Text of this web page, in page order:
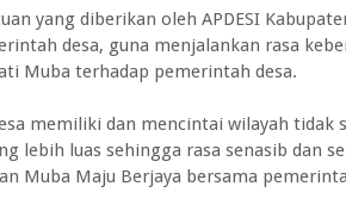
yang diberikan oleh APDESI
desa, guna menjalankan rasa
Muba terhadap pemerintah desa.
memiliki dan mencintai wilayah tidak
lebih luas sehingga rasa senasib dan
Muba Maju Berjaya bersama